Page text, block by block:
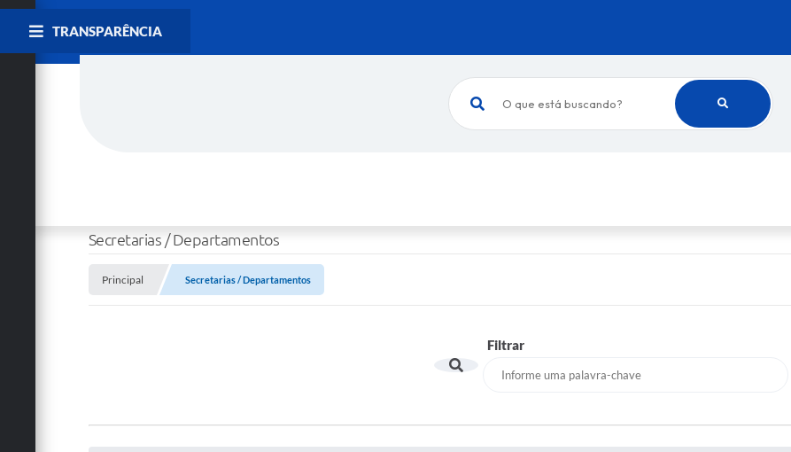
O que está buscando?
TRANSPARÊNCIA
Secretarias / Departamentos
Principal Secretarias / Departamentos
Filtrar